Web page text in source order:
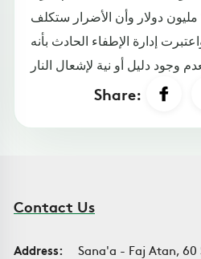
المنزل مؤخراً مقابل 1.8 مليون دولار وأن الأضرار ستكلف
إدارة الإطفاء الحادث بأنه
Share:
Contact Us
Address:
Sana'a - Faj Atan, 60